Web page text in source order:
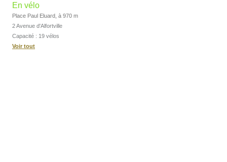
En vélo
Place Paul Eluard, à 970 m
2 Avenue d'Alfortville
Capacité : 19 vélos
Voir tout